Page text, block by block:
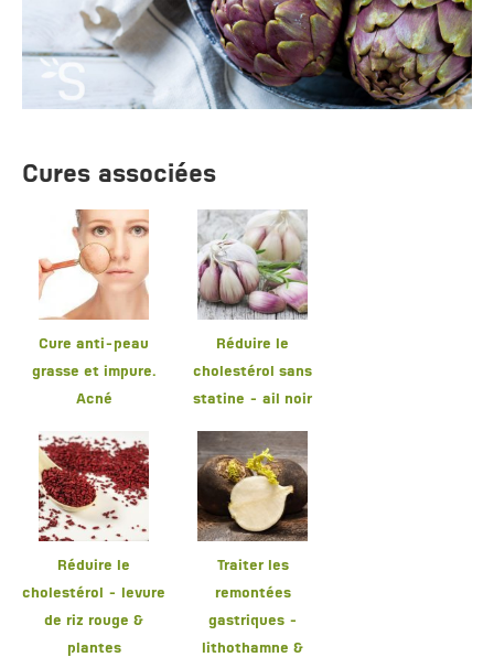
Cures associées
Cure anti-peau
grasse et impure.
Acné
Réduire le
cholestérol sans
statine - ail noir
Réduire le
cholestérol - levure
de riz rouge &
plantes
Traiter les
remontées
gastriques -
lithothamne &